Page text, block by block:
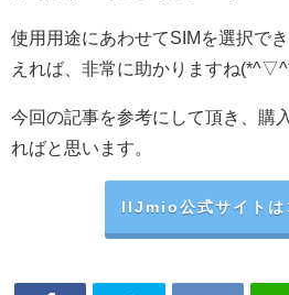
使用用途にあわせてSIMを選択で
えれば、非常に助かりますね
今回の記事を参考にして頂き、購
ればと思います。
IIJmio公式サイトは